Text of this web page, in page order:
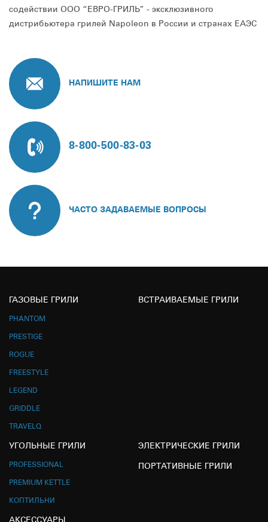
содействии ООО “ЕВРО-ГРИЛЬ” - эксклюзивного
дистрибьютера грилей Napoleon в России и странах ЕАЭС
НАПИШИТЕ НАМ
8-800-500-83-03
ЧАСТО ЗАДАВАЕМЫЕ ВОПРОСЫ
ГАЗОВЫЕ ГРИЛИ
PHANTOM
PRESTIGE
ROGUE
FREESTYLE
LEGEND
GRIDDLE
TRAVELQ
ВСТРАИВАЕМЫЕ ГРИЛИ
УГОЛЬНЫЕ ГРИЛИ
PROFESSIONAL
PREMIUM KETTLE
КОПТИЛЬНИ
ЭЛЕКТРИЧЕСКИЕ ГРИЛИ
ПОРТАТИВНЫЕ ГРИЛИ